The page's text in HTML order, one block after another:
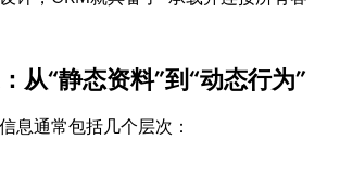
从“静态资料”到“动态行为”
息通常包括几个层次：